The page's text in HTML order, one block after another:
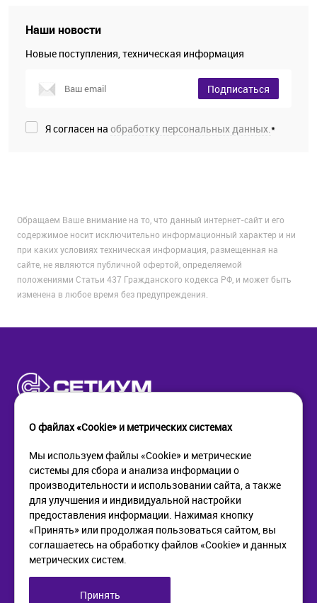
Наши новости
Новые поступления, техническая информация
Подписаться
Я согласен на обработку персональных данных.*
Обращаем Ваше внимание на то, что данный интернет-сайт и его
содержимое носит исключительно информационный характер и ни
при каких условиях техническая информация, размещенная на
сайте, не являются публичной офертой, определяемой
положениями Статьи 437 Гражданского кодекса РФ, и может быть
изменена в любое время без предупреждения.
КОМПАНИЯ
О компании
Новости
Контакты
ПОМОЩЬ
Как купить
Доставка
Возврат
ИНФОРМАЦИЯ
Политика в отношении
web@setium.ru
О файлах «Cookie» и метрических системах
Мы используем файлы «Cookie» и метрические
системы для сбора и анализа информации о
производительности и использовании сайта, а также
для улучшения и индивидуальной настройки
предоставления информации. Нажимая кнопку
«Принять» или продолжая пользоваться сайтом, вы
соглашаетесь на обработку файлов «Cookie» и данных
метрических систем.
Принять